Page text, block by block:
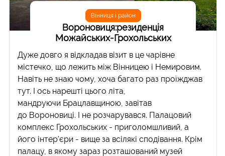
Вінниця і район
Вороновиця:резиденція
Можайських-Грохольських
Дуже довго я відкладав візит в це чарівне
містечко, що лежить між Вінницею і Немировим.
Навіть не знаю чому, хоча багато раз проїжджав
тут. І ось нарешті цього літа,
мандруючи Брацлавщиною, завітав
до Вороновиці. І не розчарувався. Палацовий
комплекс Грохольських - приголомшливий, а
його інтер'єри - вище за всілякі сподівання. Крім
палацу, в якому зараз розташований музей